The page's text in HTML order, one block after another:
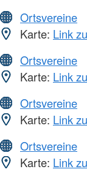
Ortsvereine
Karte: Link
Ortsvereine
Karte: Link
Ortsvereine
Karte: Link
Ortsvereine
Karte: Link